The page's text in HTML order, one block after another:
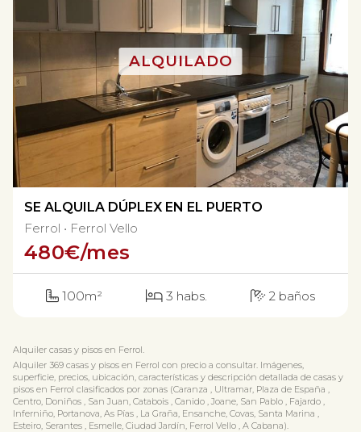
SE ALQUILA DÚPLEX EN EL PUERTO
480€/mes
100m² 3 habs. 2 baños
Ferrol Ferrol Vello
Alquiler casas y pisos en Ferrol.
Alquiler 369 casas y pisos en Ferrol con precio a consultar. Imágenes,
superficie, precios, ubicación, características y descripción detallada de casas y
pisos en Ferrol clasificados por zonas (Caranza , Ultramar, Plaza de España ,
Centro, Doniños , San Juan, Catabois , Canido , Joane, San Pablo , Fajardo ,
Inferniño, Portanova, As Pías , La Graña, Ensanche, Covas, Santa Marina ,
Esteiro, Serantes , Esmelle, Ciudad Jardín, Ferrol Vello , A Cabana).